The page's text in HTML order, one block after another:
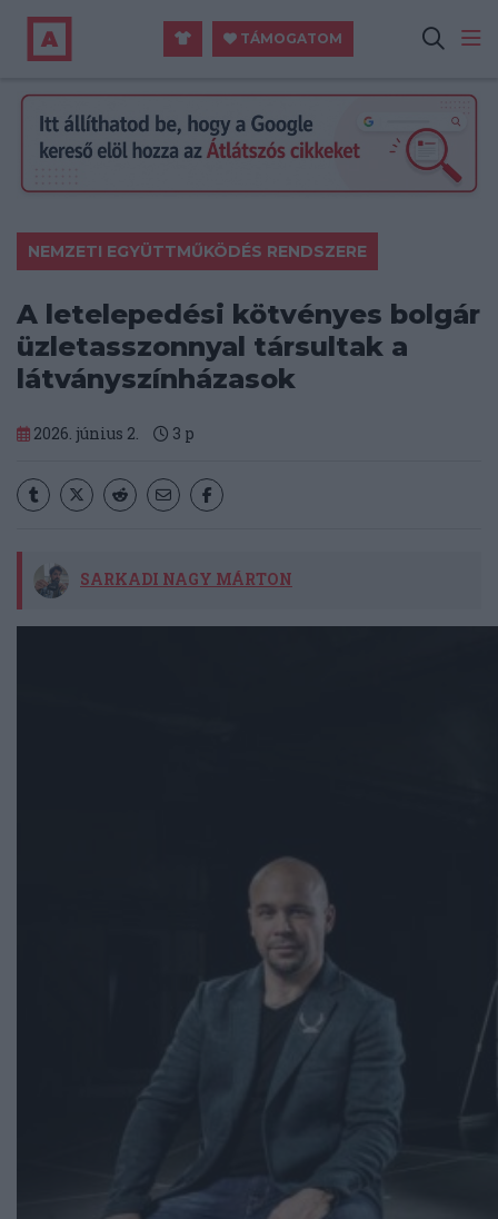
TÁMOGATOM
NEMZETI EGYÜTTMŰKÖDÉS RENDSZERE
A letelepedési kötvényes bolgár
üzletasszonnyal társultak a
látványszínházasok
2026. június 2. 3 p
SARKADI NAGY MÁRTON